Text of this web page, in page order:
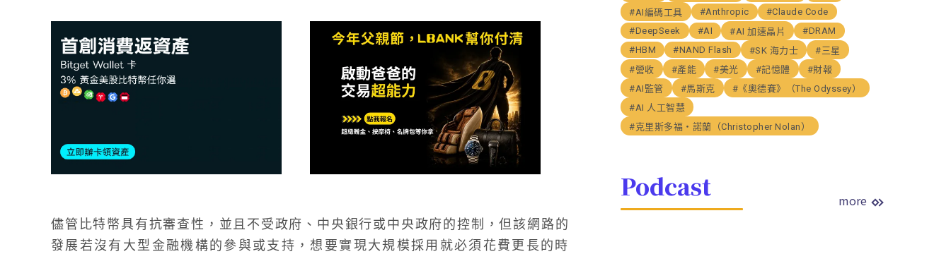
儘管比特幣具有抗審查性，並且不受政府、中央銀行或中央政府的控制，但該網路的
發展若沒有大型金融機構的參與或支持，想要實現大規模採用就必須花費更長的時
#AI編碼工具
#Anthropic
#Claude Code
#DeepSeek
#AI #AI 加速晶片
#DRAM
#HBM
#NAND Flash #SK 海力士
#三星
#營收
#產能 #美光 #記憶體
#財報
#AI監管
#馬斯克
#《奧德賽》（The Odyssey）
#AI 人工智慧
#克里斯多福・諾蘭（Christopher Nolan）
Podcast more